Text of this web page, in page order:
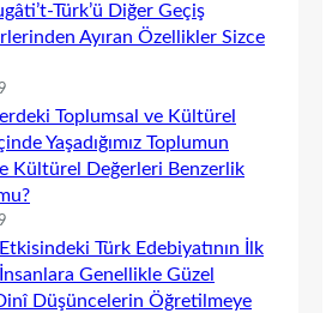
Türk’ü Diğer Geçiş
Ayıran Özellikler Sizce
Toplumsal ve Kültürel
Yaşadığımız Toplumun
Kültürel Değerleri Benzerlik
Türk Edebiyatının İlk
Genellikle Güzel
Düşüncelerin Öğretilmeye